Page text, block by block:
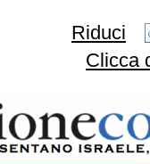
Riduci
Clicca